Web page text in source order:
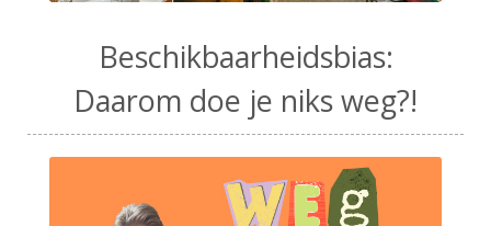
Beschikbaarheidsbias:
Daarom doe je niks weg?!